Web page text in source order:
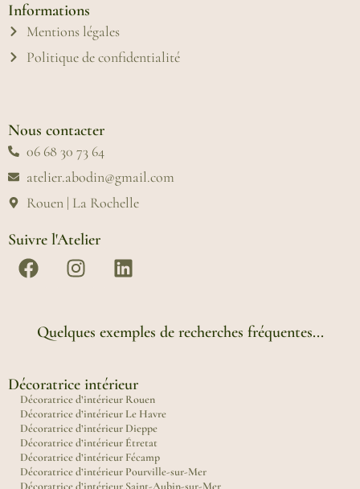
Informations
Mentions légales
Politique de confidentialité
Nous contacter
06 68 30 73 64
atelier.abodin@gmail.com
Rouen | La Rochelle
Suivre l'Atelier
Quelques exemples de recherches fréquentes...
Décoratrice intérieur
Décoratrice d’intérieur Rouen
Décoratrice d’intérieur Le Havre
Décoratrice d’intérieur Dieppe
Décoratrice d’intérieur Étretat
Décoratrice d’intérieur Fécamp
Décoratrice d’intérieur Pourville-sur-Mer